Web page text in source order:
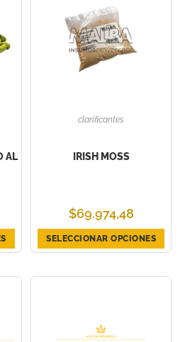
AL
clarificantes
IRISH MOSS
$69.974,48
SELECCIONAR OPCIONES